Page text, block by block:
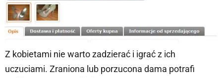
Z kobietami nie warto zadzierać i igrać z ich
uczuciami. Zraniona lub porzucona dama potrafi